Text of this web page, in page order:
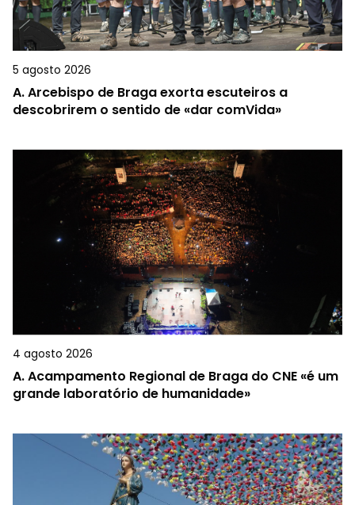
5 agosto 2026
A.Arcebispo de Braga exorta escuteiros a
descobrirem o sentido de «dar comVida»
4 agosto 2026
A.Acampamento Regional de Braga do CNE «é um
grande laboratório de humanidade»